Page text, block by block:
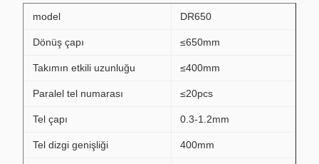
model DR650
Dönüş çapı ≤650mm
Takımın etkili uzunluğu ≤400mm
Paralel tel numarası ≤20pcs
Tel çapı 0.3-1.2mm
Tel dizgi genişliği 400mm